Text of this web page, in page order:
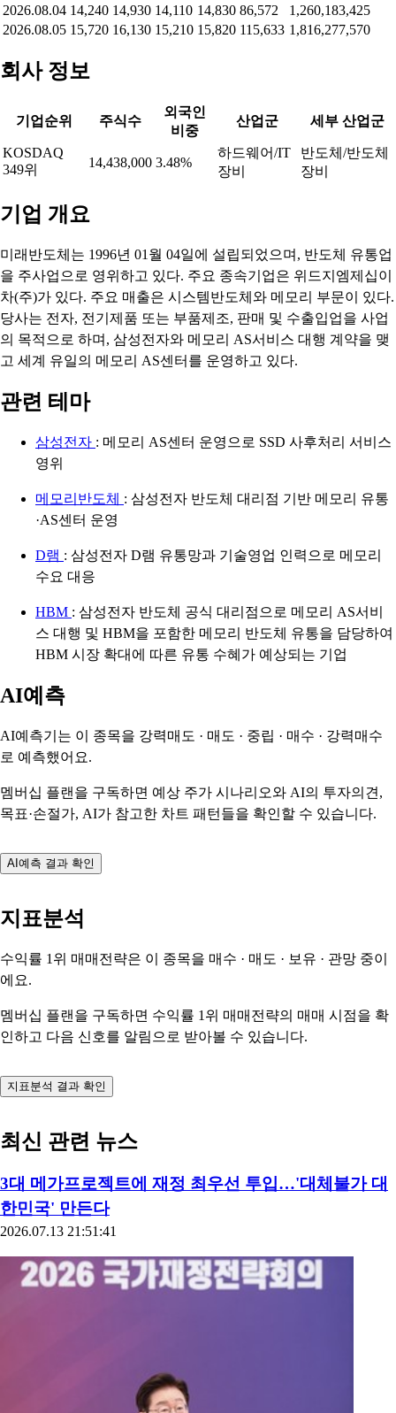
2026.08.04 14,240 14,930 14,110 14,830 86,572
1,260,183,425
2026.08.05 15,720 16,130 15,210 15,820 115,633 1,816,277,570
회사 정보
기업순위 주식수
외국인
비중
산업군 세부 산업군
KOSDAQ
349위
14,438,000 3.48%
하드웨어/IT
장비
반도체/반도체
장비
기업 개요
미래반도체는 1996년 01월 04일에 설립되었으며, 반도체 유통업
을 주사업으로 영위하고 있다. 주요 종속기업은 위드지엠제십이
차(주)가 있다. 주요 매출은 시스템반도체와 메모리 부문이 있다.
당사는 전자, 전기제품 또는 부품제조, 판매 및 수출입업을 사업
의 목적으로 하며, 삼성전자와 메모리 AS서비스 대행 계약을 맺
고 세계 유일의 메모리 AS센터를 운영하고 있다.
관련 테마
삼성전자 : 메모리 AS센터 운영으로 SSD 사후처리 서비스
영위
메모리반도체 : 삼성전자 반도체 대리점 기반 메모리 유통
·AS센터 운영
D램 : 삼성전자 D램 유통망과 기술영업 인력으로 메모리
수요 대응
HBM : 삼성전자 반도체 공식 대리점으로 메모리 AS서비
스 대행 및 HBM을 포함한 메모리 반도체 유통을 담당하여
HBM 시장 확대에 따른 유통 수혜가 예상되는 기업
AI예측
AI예측기는 이 종목을 강력매도 · 매도 · 중립 · 매수 · 강력매수
로 예측했어요.
멤버십 플랜을 구독하면 예상 주가 시나리오와 AI의 투자의견,
목표·손절가, AI가 참고한 차트 패턴들을 확인할 수 있습니다.
AI예측 결과 확인
지표분석
수익률 1위 매매전략은 이 종목을 매수 · 매도 · 보유 · 관망 중이
에요.
멤버십 플랜을 구독하면 수익률 1위 매매전략의 매매 시점을 확
인하고 다음 신호를 알림으로 받아볼 수 있습니다.
지표분석 결과 확인
최신 관련 뉴스
3대 메가프로젝트에 재정 최우선 투입…'대체불가 대
한민국' 만든다
2026.07.13 21:51:41